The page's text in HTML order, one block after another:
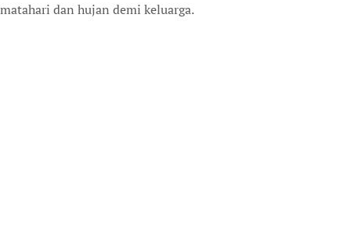
matahari dan hujan demi keluarga.